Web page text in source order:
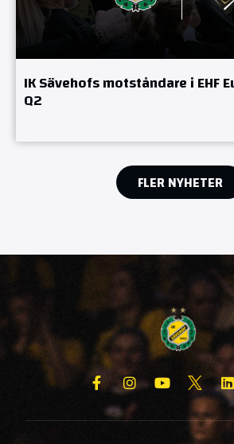
IK Sävehofs motståndare i EHF
Q2
FLER NYHETER